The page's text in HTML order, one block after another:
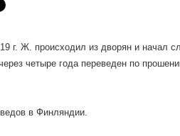
г. Ж. происходил из дворян и начал
четыре года переведен по
в Финляндии.